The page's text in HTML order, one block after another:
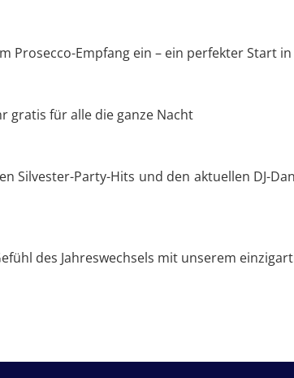
Prosecco-Empfang ein – ein perfekter Start
gratis für alle die ganze Nacht
Silvester-Party-Hits und den aktuellen DJ-
des Jahreswechsels mit unserem